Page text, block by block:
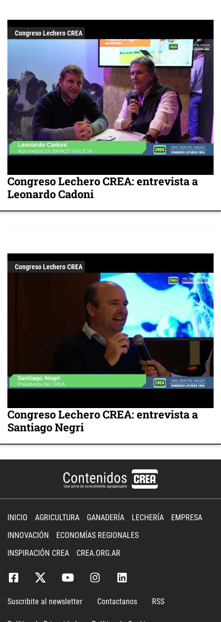
Congreso Lechero CREA
Congreso Lechero CREA: entrevista a
Leonardo Cadoni
Congreso Lechero CREA
Congreso Lechero CREA: entrevista a
Santiago Negri
INICIO AGRICULTURA GANADERÍA LECHERÍA
EMPRESA
INNOVACIÓN
ECONOMÍAS REGIONALES
INSPIRACIÓN CREA
CREA.ORG.AR
Suscribite al newsletter Contactanos RSS